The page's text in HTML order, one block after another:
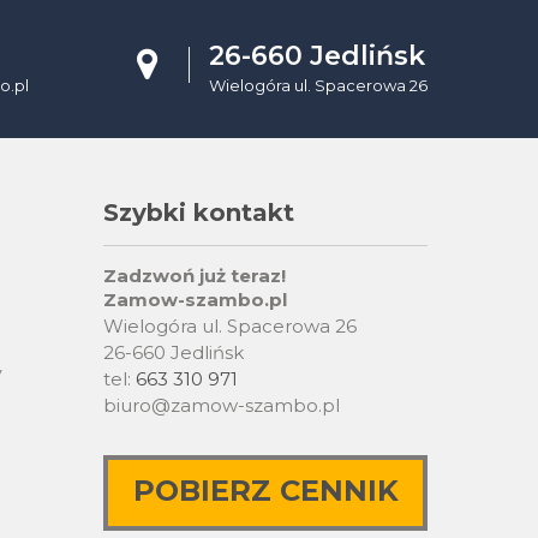
26-660 Jedlińsk
Wielogóra ul. Spacerowa 26
Szybki kontakt
Zadzwoń już teraz!
Zamow-szambo.pl
Wielogóra ul. Spacerowa 26
26-660 Jedlińsk
tel: 663 310 971
biuro@zamow-szambo.pl
POBIERZ CENNIK